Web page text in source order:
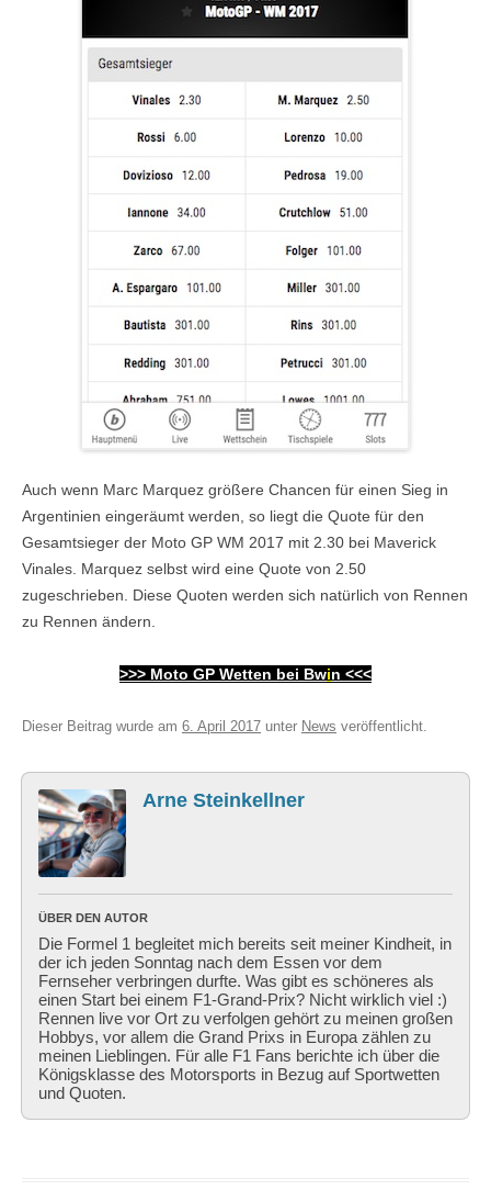
Auch wenn Marc Marquez größere Chancen für einen Sieg in
Argentinien eingeräumt werden, so liegt die Quote für den
Gesamtsieger der Moto GP WM 2017 mit 2.30 bei Maverick
Vinales. Marquez selbst wird eine Quote von 2.50
zugeschrieben. Diese Quoten werden sich natürlich von Rennen
zu Rennen ändern.
>>> Moto GP Wetten bei Bwin <<<
Dieser Beitrag wurde am 6. April 2017 unter News veröffentlicht.
Arne Steinkellner
ÜBER DEN AUTOR
Die Formel 1 begleitet mich bereits seit meiner Kindheit, in
der ich jeden Sonntag nach dem Essen vor dem
Fernseher verbringen durfte. Was gibt es schöneres als
einen Start bei einem F1-Grand-Prix? Nicht wirklich viel :)
Rennen live vor Ort zu verfolgen gehört zu meinen großen
Hobbys, vor allem die Grand Prixs in Europa zählen zu
meinen Lieblingen. Für alle F1 Fans berichte ich über die
Königsklasse des Motorsports in Bezug auf Sportwetten
und Quoten.